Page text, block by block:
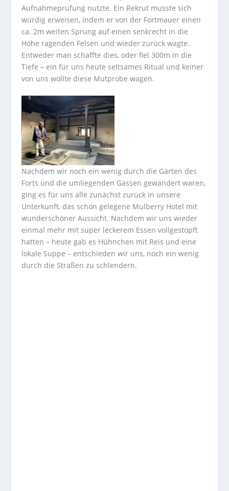
Aufnahmeprüfung nutzte. Ein Rekrut musste sich
würdig erweisen, indem er von der Fortmauer einen
ca. 2m weiten Sprung auf einen senkrecht in die
Höhe ragenden Felsen und wieder zurück wagte.
Entweder man schaffte dies, oder fiel 300m in die
Tiefe – ein für uns heute seltsames Ritual und keiner
von uns wollte diese Mutprobe wagen.
Nachdem wir noch ein wenig durch die Gärten des
Forts und die umliegenden Gassen gewandert waren,
ging es für uns alle zunächst zurück in unsere
Unterkunft, das schön gelegene Mulberry Hotel mit
wunderschöner Aussicht. Nachdem wir uns wieder
einmal mehr mit super leckerem Essen vollgestopft
hatten – heute gab es Hühnchen mit Reis und eine
lokale Suppe – entschieden wir uns, noch ein wenig
durch die Straßen zu schlendern.